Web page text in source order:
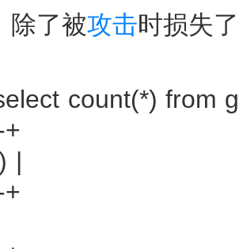
除了被攻击时损失
count(*) from
|